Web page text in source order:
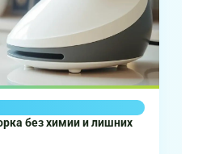
без химии и лишних